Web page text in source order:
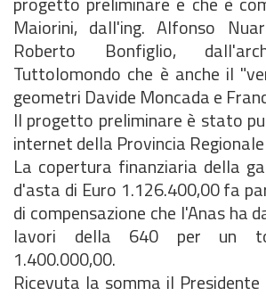
Maiorini, dall'ing. Alfonso
Roberto Bonfiglio,
Tuttolomondo che è anche il
geometri Davide Moncada e
Il progetto preliminare è stato
internet della Provincia
La copertura finanziaria della
d'asta di Euro 1.126.400,00 fa
di compensazione che l'Anas ha
lavori della 640 per un
1.400.000,00.
Ricevuta la somma il